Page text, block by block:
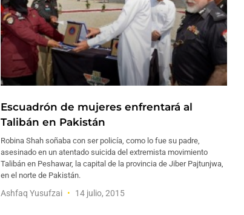
Escuadrón de mujeres enfrentará al
Talibán en Pakistán
Robina Shah soñaba con ser policía, como lo fue su padre,
asesinado en un atentado suicida del extremista movimiento
Talibán en Peshawar, la capital de la provincia de Jiber Pajtunjwa,
en el norte de Pakistán.
Ashfaq Yusufzai 14 julio, 2015